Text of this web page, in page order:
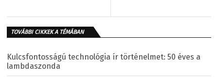
TOVÁBBI CIKKEK A TÉMÁBAN
Kulcsfontosságú technológia ír történelmet: 50 éves a
lambdaszonda